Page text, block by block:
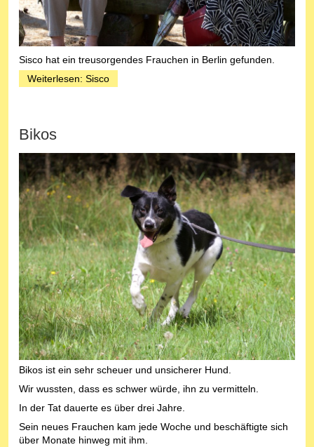
Sisco hat ein treusorgendes Frauchen in Berlin gefunden.
Weiterlesen: Sisco
Bikos
Bikos ist ein sehr scheuer und unsicherer Hund.
Wir wussten, dass es schwer würde, ihn zu vermitteln.
In der Tat dauerte es über drei Jahre.
Sein neues Frauchen kam jede Woche und beschäftigte sich
über Monate hinweg mit ihm.